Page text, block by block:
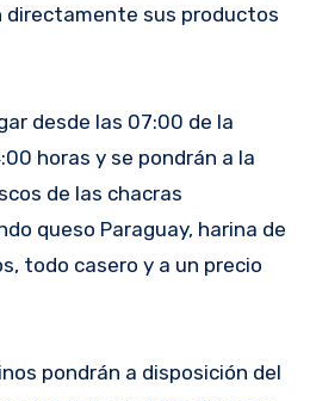
directamente sus productos
desde las 07:00 de la
horas y se pondrán a la
de las chacras
queso Paraguay, harina de
todo casero y a un precio
pondrán a disposición del